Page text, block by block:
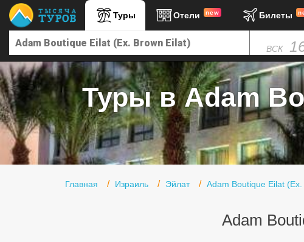
Туры Отели new Билеты
ВСК
Туры в Adam
Главная Израиль Эйлат Adam Boutique Eilat
Adam
Главная
Туры в Турцию
Туры в Египет
Туры в ОАЭ
Офис г. Москва